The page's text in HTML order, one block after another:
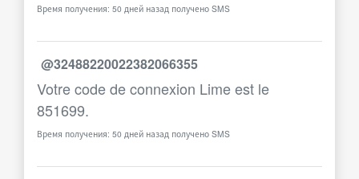
Время получения: 50 дней назад получено SMS
@32488220022382066355
Votre code de connexion Lime est le
851699.
Время получения: 50 дней назад получено SMS